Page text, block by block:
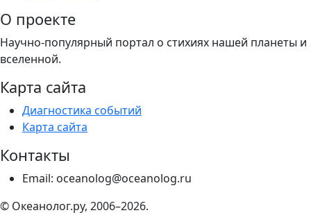
О проекте
Научно-популярный портал о стихиях нашей планеты и
вселенной.
Карта сайта
Диагностика событий
Карта сайта
Контакты
Email: oceanolog@oceanolog.ru
© Океанолог.ру, 2006–2026.